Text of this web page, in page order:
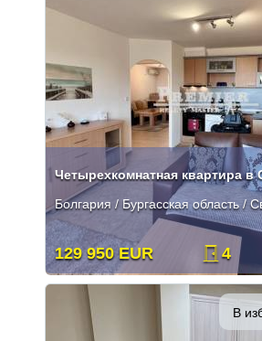
Четырехкомнатная квартира в
Болгария / Бургасская область /
129 950 EUR 4
В